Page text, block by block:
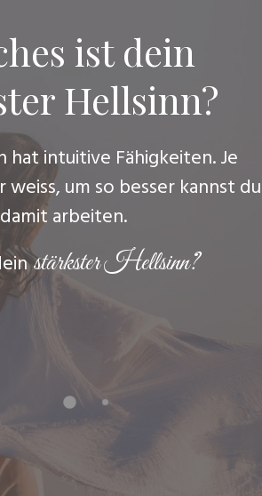
ist dein
Hellsinn?
hat intuitive Fähigkeiten. Je
um so besser kannst du
damit arbeiten.
stärkster Hellsinn?